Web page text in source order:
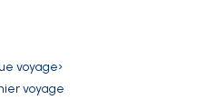
voyage›
voyage